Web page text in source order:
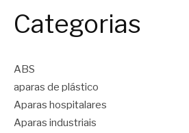
Categorias
ABS
aparas de plástico
Aparas hospitalares
Aparas industriais